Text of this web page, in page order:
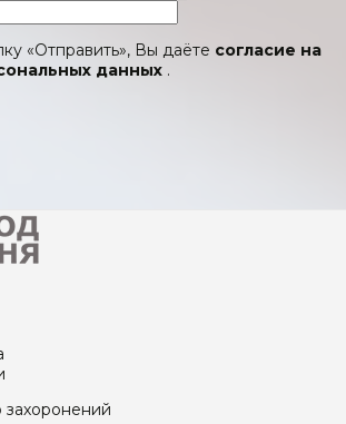
«Отправить», Вы даёте согласие на
данных .
захоронений